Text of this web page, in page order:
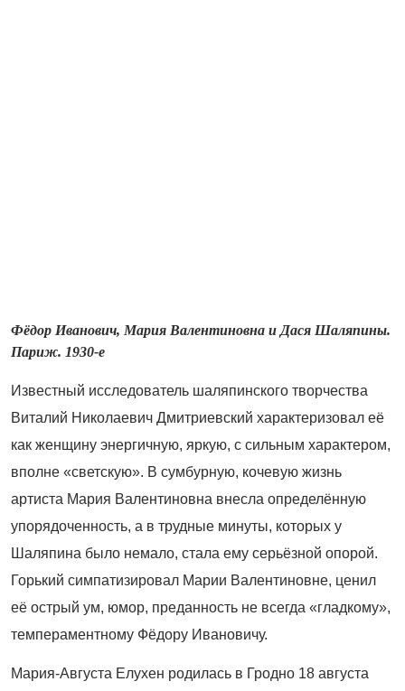
Фёдор Иванович, Мария Валентиновна и Дася Шаляпины.
Париж. 1930-е
Известный исследователь шаляпинского творчества
Виталий Николаевич Дмитриевский характеризовал её
как женщину энергичную, яркую, с сильным характером,
вполне «светскую». В сумбурную, кочевую жизнь
артиста Мария Валентиновна внесла определённую
упорядоченность, а в трудные минуты, которых у
Шаляпина было немало, стала ему серьёзной опорой.
Горький симпатизировал Марии Валентиновне, ценил
её острый ум, юмор, преданность не всегда «гладкому»,
темпераментному Фёдору Ивановичу.
Мария-Августа Елухен родилась в Гродно 18 августа